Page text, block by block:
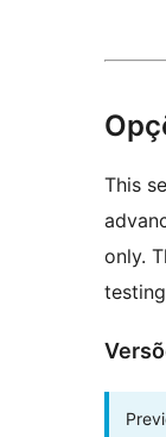
This
only.